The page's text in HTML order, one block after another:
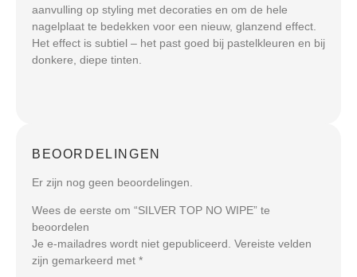
aanvulling op styling met decoraties en om de hele
nagelplaat te bedekken voor een nieuw, glanzend effect.
Het effect is subtiel – het past goed bij pastelkleuren en bij
donkere, diepe tinten.
BEOORDELINGEN
Er zijn nog geen beoordelingen.
Wees de eerste om “SILVER TOP NO WIPE” te
beoordelen
Je e-mailadres wordt niet gepubliceerd. Vereiste velden
zijn gemarkeerd met *